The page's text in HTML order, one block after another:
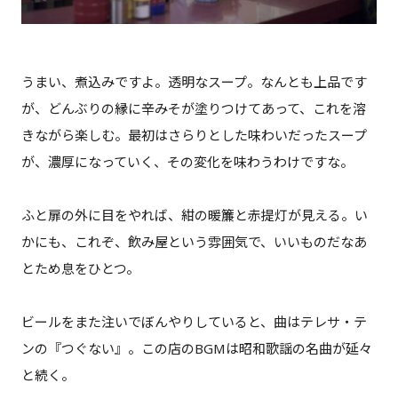
うまい、煮込みですよ。透明なスープ。なんとも上品です
が、どんぶりの縁に辛みそが塗りつけてあって、これを溶
きながら楽しむ。最初はさらりとした味わいだったスープ
が、濃厚になっていく、その変化を味わうわけですな。
ふと扉の外に目をやれば、紺の暖簾と赤提灯が見える。い
かにも、これぞ、飲み屋という雰囲気で、いいものだなあ
とため息をひとつ。
ビールをまた注いでぼんやりしていると、曲はテレサ・テ
ンの『つぐない』。この店のBGMは昭和歌謡の名曲が延々
と続く。